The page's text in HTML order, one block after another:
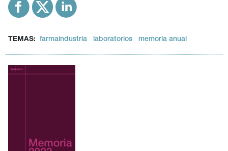
TEMAS: farmaindustria laboratorios memoria anual